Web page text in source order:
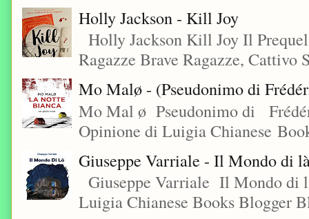
Holly Jackson - Kill Joy
Holly Jackson Kill Joy Il
Ragazze Brave Ragazze, Cattivo
Mo Malø - (Pseudonimo di
Mo Mal ø Pseudonimo di
Opinione di Luigia Chianese
Giuseppe Varriale - Il Mondo di
Giuseppe Varriale Il Mondo di
Luigia Chianese Books